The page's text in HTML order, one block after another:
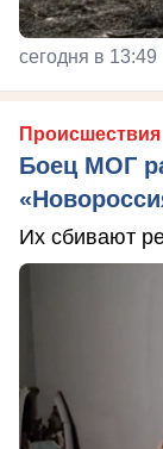
сегодня в 13:49
Происшествия
Боец МОГ
Их сбивают